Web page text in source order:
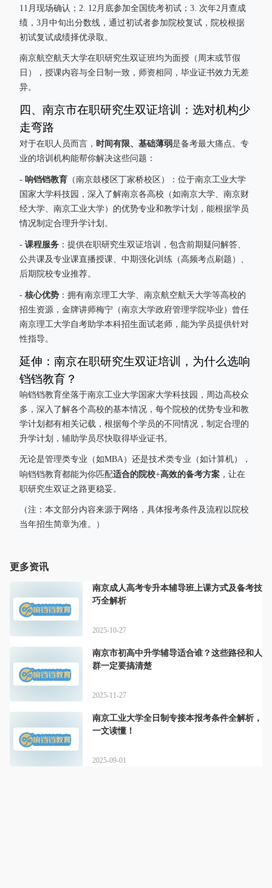
11月现场确认；2. 12月底参加全国统考初试；3. 次年2月查成
绩，3月中旬出分数线，通过初试者参加院校复试，院校根据
初试复试成绩择优录取。
南京航空航天大学在职研究生双证班均为面授（周末或节假
日），授课内容与全日制一致，师资相同，毕业证书效力无差
异。
四、南京市在职研究生双证培训：选对机构少
走弯路
对于在职人员而言， 时间有限、基础薄弱是备考最大痛点。专
业的培训机构能帮你解决这些问题：
- 响铛铛教育 （南京鼓楼区丁家桥校区）：位于南京工业大学
国家大学科技园，深入了解南京各高校（如南京大学、南京财
经大学、南京工业大学）的优势专业和教学计划，能根据学员
情况制定合理升学计划。
- 课程服务 ：提供在职研究生双证培训，包含前期疑问解答、
公共课及专业课直播授课、中期强化训练（高频考点刷题）、
后期院校专业推荐。
- 核心优势 ：拥有南京理工大学、南京航空航天大学等高校的
招生资源，金牌讲师梅宁（南京大学政府管理学院毕业）曾任
南京理工大学自考助学本科招生面试老师，能为学员提供针对
性指导。
延伸：南京在职研究生双证培训，为什么选响
铛铛教育？
响铛铛教育坐落于南京工业大学国家大学科技园，周边高校众
多，深入了解各个高校的基本情况，每个院校的优势专业和教
学计划都有相关记载，根据每个学员的不同情况，制定合理的
升学计划，辅助学员尽快取得毕业证书。
无论是管理类专业（如MBA）还是技术类专业（如计算机），
响铛铛教育都能为你匹配适合的院校+高效的备考方案 ，让在
职研究生双证之路更稳妥。
（注：本文部分内容来源于网络，具体报考条件及流程以院校
当年招生简章为准。）
更多资讯
南京成人高考专升本辅导班上课方式及备考技
巧全解析
2025-10-27
南京市初高中升学辅导适合谁？这些路径和人
群一定要搞清楚
2025-11-27
南京工业大学全日制专接本报考条件全解析，
一文读懂！
2025-09-01